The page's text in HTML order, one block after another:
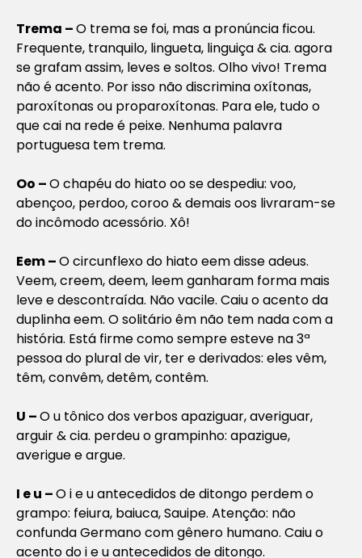
Trema –O trema se foi, mas a pronúncia ficou.
Frequente, tranquilo, lingueta, linguiça & cia. agora
se grafam assim, leves e soltos. Olho vivo! Trema
não é acento. Por isso não discrimina oxítonas,
paroxítonas ou proparoxítonas. Para ele, tudo o
que cai na rede é peixe. Nenhuma palavra
portuguesa tem trema.
Oo –O chapéu do hiato oo se despediu: voo,
abençoo, perdoo, coroo & demais oos livraram-se
do incômodo acessório. Xô!
Eem –O circunflexo do hiato eem disse adeus.
Veem, creem, deem, leem ganharam forma mais
leve e descontraída. Não vacile. Caiu o acento da
duplinha eem. O solitário êm não tem nada com a
história. Está firme como sempre esteve na 3ª
pessoa do plural de vir, ter e derivados: eles vêm,
têm, convêm, detêm, contêm.
U –O u tônico dos verbos apaziguar, averiguar,
arguir & cia. perdeu o grampinho: apazigue,
averigue e argue.
I e u –O i e u antecedidos de ditongo perdem o
grampo: feiura, baiuca, Sauipe. Atenção: não
confunda Germano com gênero humano. Caiu o
acento do i e u antecedidos de ditongo.